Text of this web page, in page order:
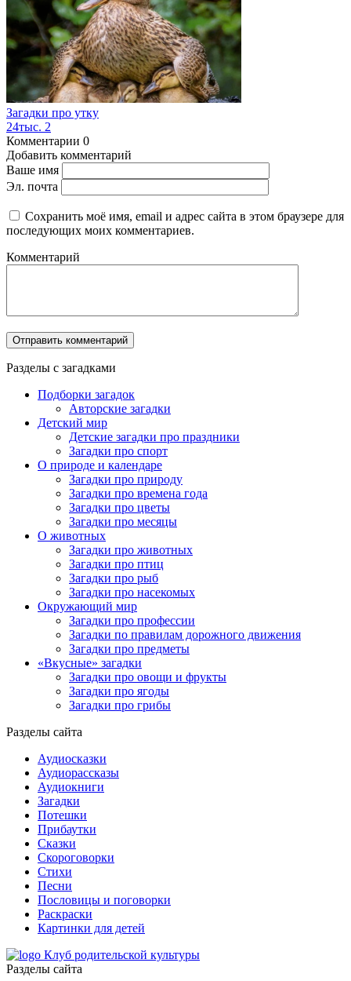
Загадки про утку
24тыс. 2
Комментарии 0
Добавить комментарий
Ваше имя
Эл. почта
Сохранить моё имя, email и адрес сайта в этом браузере для
последующих моих комментариев.
Комментарий
Разделы с загадками
Подборки загадок
Авторские загадки
Детский мир
Детские загадки про праздники
Загадки про спорт
О природе и календаре
Загадки про природу
Загадки про времена года
Загадки про цветы
Загадки про месяцы
О животных
Загадки про животных
Загадки про птиц
Загадки про рыб
Загадки про насекомых
Окружающий мир
Загадки про профессии
Загадки по правилам дорожного движения
Загадки про предметы
«Вкусные» загадки
Загадки про овощи и фрукты
Загадки про ягоды
Загадки про грибы
Разделы сайта
Аудиосказки
Аудиорассказы
Аудиокниги
Загадки
Потешки
Прибаутки
Сказки
Скороговорки
Стихи
Песни
Пословицы и поговорки
Раскраски
Картинки для детей
Клуб родительской культуры
Разделы сайта